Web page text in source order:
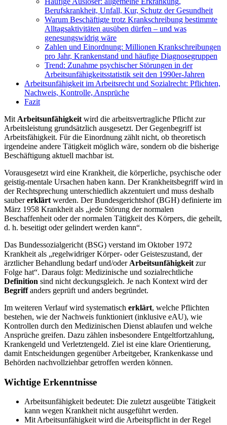
Berufskrankheit, Unfall, Kur, Schutz der Gesundheit
Warum Beschäftigte trotz Krankschreibung bestimmte
Alltagsaktivitäten ausüben dürfen – und was
genesungswidrig wäre
Zahlen und Einordnung: Millionen Krankschreibungen
pro Jahr, Krankenstand und häufige Diagnosegruppen
Trend: Zunahme psychischer Störungen in der
Arbeitsunfähigkeitsstatistik seit den 1990er-Jahren
Arbeitsunfähigkeit im Arbeitsrecht und Sozialrecht: Pflichten,
Nachweis, Kontrolle, Ansprüche
Fazit
Mit Arbeitsunfähigkeit wird die arbeitsvertragliche Pflicht zur
Arbeitsleistung grundsätzlich ausgesetzt. Der Gegenbegriff ist
Arbeitsfähigkeit. Für die Einordnung zählt nicht, ob theoretisch
irgendeine andere Tätigkeit möglich wäre, sondern ob die bisherige
Beschäftigung aktuell machbar ist.
Vorausgesetzt wird eine Krankheit, die körperliche, psychische oder
geistig-mentale Ursachen haben kann. Der Krankheitsbegriff wird in
der Rechtsprechung unterschiedlich akzentuiert und muss deshalb
saubererklärt werden. Der Bundesgerichtshof (BGH) definierte im
März 1958 Krankheit als „jede Störung der normalen
Beschaffenheit oder der normalen Tätigkeit des Körpers, die geheilt,
d. h. beseitigt oder gelindert werden kann“.
Das Bundessozialgericht (BSG) verstand im Oktober 1972
Krankheit als „regelwidriger Körper- oder Geisteszustand, der
ärztlicher Behandlung bedarf und/oder Arbeitsunfähigkeit zur
Folge hat“. Daraus folgt: Medizinische und sozialrechtliche
Definition sind nicht deckungsgleich. Je nach Kontext wird der
Begriffanders geprüft und anders begründet.
Im weiteren Verlauf wird systematisch erklärt, welche Pflichten
bestehen, wie der Nachweis funktioniert (inklusive eAU), wie
Kontrollen durch den Medizinischen Dienst ablaufen und welche
Ansprüche greifen. Dazu zählen insbesondere Entgeltfortzahlung,
Krankengeld und Verletztengeld. Ziel ist eine klare Orientierung,
damit Entscheidungen gegenüber Arbeitgeber, Krankenkasse und
Behörden nachvollziehbar getroffen werden können.
Wichtige Erkenntnisse
Arbeitsunfähigkeit bedeutet: Die zuletzt ausgeübte Tätigkeit
kann wegen Krankheit nicht ausgeführt werden.
Mit Arbeitsunfähigkeit wird die Arbeitspflicht in der Regel